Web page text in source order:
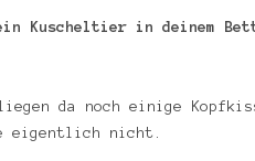
Kuscheltier in deinem
da noch einige
eigentlich nicht.